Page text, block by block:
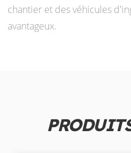
chantier et des véhicules
avantageux.